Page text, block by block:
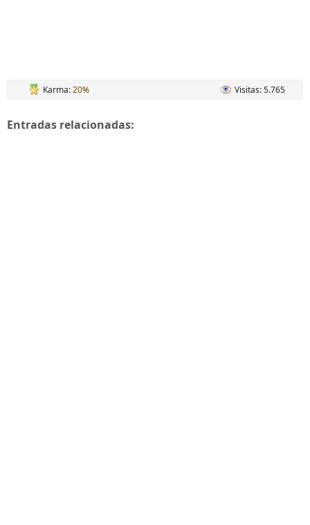
Karma:20% Visitas: 5.765
Entradas relacionadas: